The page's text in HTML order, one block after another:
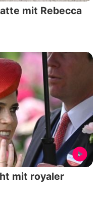
mit Rebecca
mit royaler